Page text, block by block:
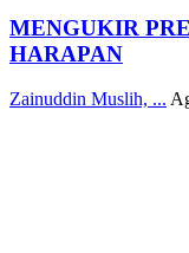
MENGUKIR
HARAPAN
Zainuddin Muslih, ...